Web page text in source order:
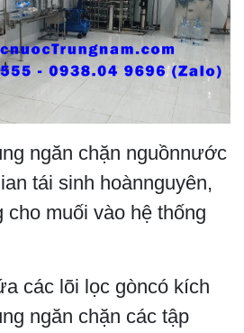
ngăn chặn nguồnnước
tái sinh hoànnguyên,
cho muối vào hệ thống
các lõi lọc gòncó kích
ngăn chặn các tập